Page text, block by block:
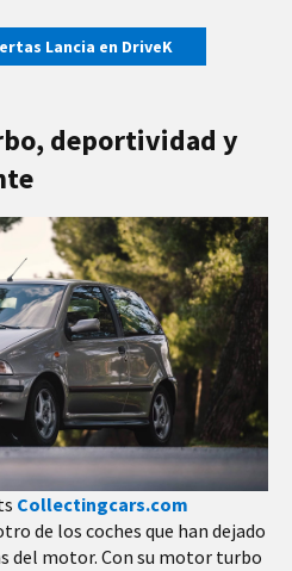
Lancia en DriveK
deportividad y
Collectingcars.com
de los coches que han dejado
del motor. Con su motor turbo